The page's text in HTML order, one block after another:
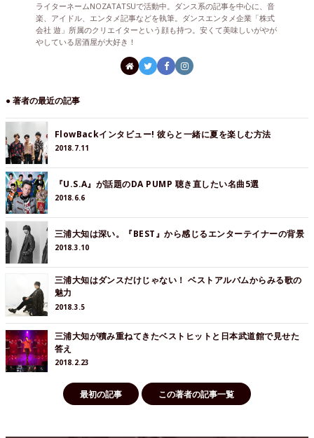
ライターネームNOZATATSUで活動中。ダンス系の記事を中心に、音
楽、アイドル、エンタメ記事などを執筆。ダンスエンタメ企業「株式
会社 遊」所属のクリエイターという顔も持つ。安くて美味しいがやが
やしている居酒屋が大好き！
● 著者の最近の記事
FlowBackインタビュー! 彼らと一緒に夏を楽しむ方法
2018.7.11
『U.S.A』が話題のDA PUMP 聴き直したい名曲5選
2018.6.6
三浦大知は深い。『BEST』から感じるエンターテイナーの背景
2018.3.10
三浦大知はダンスだけじゃない！ ベストアルバムからみる歌の
魅力
2018.3.5
三浦大知が積み重ねてきたベストヒットと日本武道館で見せた
答え
2018.2.23
最初の記事 この著者の記事一覧